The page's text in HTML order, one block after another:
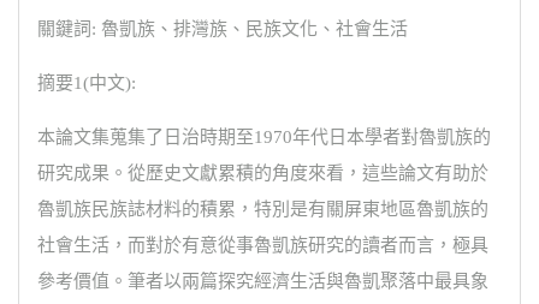
關鍵詞: 魯凱族、排灣族、民族文化、社會生活
摘要1(中文):
本論文集蒐集了日治時期至1970年代日本學者對魯凱族的
研究成果。從歷史文獻累積的角度來看，這些論文有助於
魯凱族民族誌材料的積累，特別是有關屏東地區魯凱族的
社會生活，而對於有意從事魯凱族研究的讀者而言，極具
參考價值。筆者以兩篇探究經濟生活與魯凱聚落中最具象